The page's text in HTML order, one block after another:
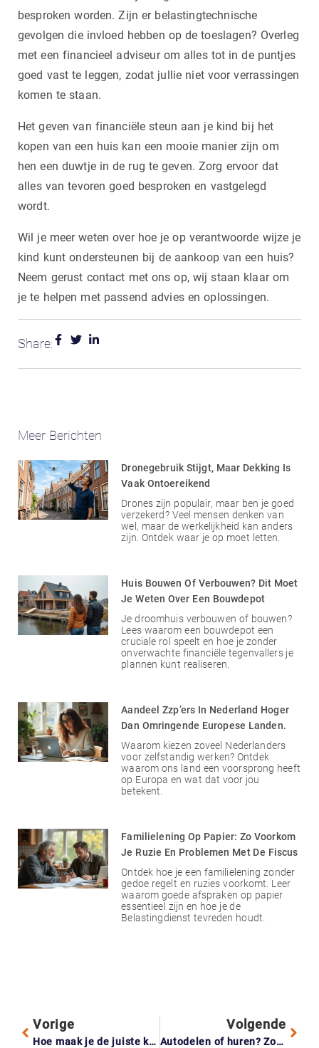
besproken worden. Zijn er belastingtechnische
gevolgen die invloed hebben op de toeslagen? Overleg
met een financieel adviseur om alles tot in de puntjes
goed vast te leggen, zodat jullie niet voor verrassingen
komen te staan.
Het geven van financiële steun aan je kind bij het
kopen van een huis kan een mooie manier zijn om
hen een duwtje in de rug te geven. Zorg ervoor dat
alles van tevoren goed besproken en vastgelegd
wordt.
Wil je meer weten over hoe je op verantwoorde wijze je
kind kunt ondersteunen bij de aankoop van een huis?
Neem gerust contact met ons op, wij staan klaar om
je te helpen met passend advies en oplossingen.
Share:
Meer Berichten
Dronegebruik Stijgt, Maar Dekking Is
Vaak Ontoereikend
Drones zijn populair, maar ben je goed
verzekerd? Veel mensen denken van
wel, maar de werkelijkheid kan anders
zijn. Ontdek waar je op moet letten.
Huis Bouwen Of Verbouwen? Dit Moet
Je Weten Over Een Bouwdepot
Je droomhuis verbouwen of bouwen?
Lees waarom een bouwdepot een
cruciale rol speelt en hoe je zonder
onverwachte financiële tegenvallers je
plannen kunt realiseren.
Aandeel Zzp’ers In Nederland Hoger
Dan Omringende Europese Landen.
Waarom kiezen zoveel Nederlanders
voor zelfstandig werken? Ontdek
waarom ons land een voorsprong heeft
op Europa en wat dat voor jou
betekent.
Familielening Op Papier: Zo Voorkom
Je Ruzie En Problemen Met De Fiscus
Ontdek hoe je een familielening zonder
gedoe regelt en ruzies voorkomt. Leer
waarom goede afspraken op papier
essentieel zijn en hoe je de
Belastingdienst tevreden houdt.
Vorige
Hoe maak je de juiste keuze: vaste kracht of uitzendkracht voor je bedrijf?
Volgende
Autodelen of huren? Zorg dat je goed verzekerd bent voordat je gaat!